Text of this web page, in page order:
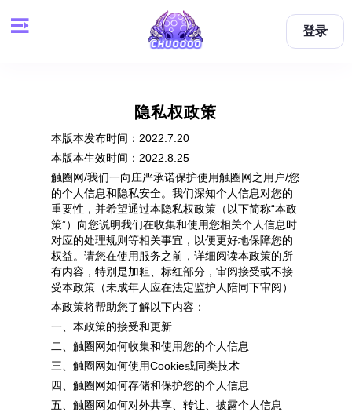
登录
隐私权政策
本版本发布时间：2022.7.20
本版本生效时间：2022.8.25
触圈网/我们一向庄严承诺保护使用触圈网之用户/您
的个人信息和隐私安全。我们深知个人信息对您的
重要性，并希望通过本隐私权政策（以下简称“本政
策”）向您说明我们在收集和使用您相关个人信息时
对应的处理规则等相关事宜，以便更好地保障您的
权益。请您在使用服务之前，详细阅读本政策的所
有内容， 特别是加粗、标红部分，审阅接受或不接
受本政策（未成年人应在法定监护人陪同下审阅）
本政策将帮助您了解以下内容：
一、本政策的接受和更新
二、触圈网如何收集和使用您的个人信息
三、触圈网如何使用Cookie或同类技术
四、触圈网如何存储和保护您的个人信息
五、触圈网如何对外共享、转让、披露个人信息